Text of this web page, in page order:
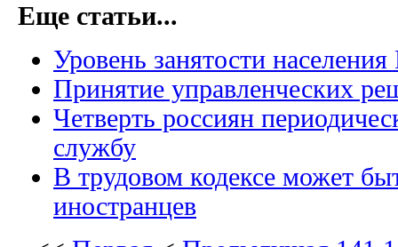
Еще статьи...
Уровень занятости
Принятие управленческих
Четверть россиян
службу
В трудовом кодексе может
иностранцев